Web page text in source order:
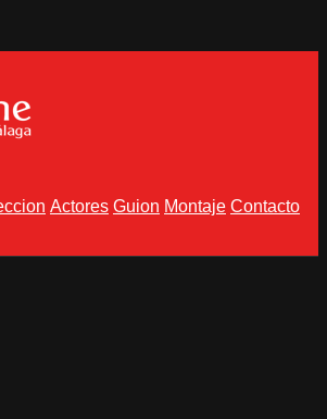
Actores Guion Montaje Contacto